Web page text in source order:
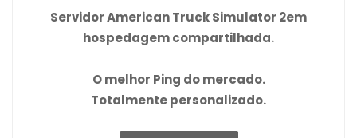
Servidor American Truck Simulator 2em
hospedagem compartilhada.
Omelhor Ping do mercado.
Totalmente personalizado.